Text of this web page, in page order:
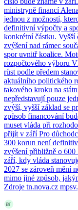
ministryně financí
jednou z možností,
definitivní výpočty a
konkrétní částku. Vyšší
zvýšení nad rámec
spor uvnitř koalice.
rozpočtového výboru
růst podle předem
aktuálního politického
takového kroku na
nepředstavují pouze
zvýší, vyšší základ se
způsob financování
muset vláda při
přijít v září Pro
300 korun není
zvýšení přibližně o 600
září, kdy vláda
2027 se zároveň mění
mimo jiné způsob,
Zdroje tn.nova.cz